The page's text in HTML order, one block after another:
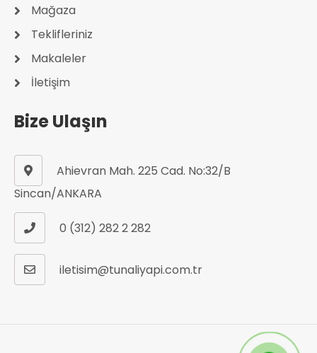
Mağaza
Teklifleriniz
Makaleler
İletişim
Bize Ulaşın
Ahievran Mah. 225 Cad. No:32/B
Sincan/ANKARA
0 (312) 282 2 282
iletisim@tunaliyapi.com.tr